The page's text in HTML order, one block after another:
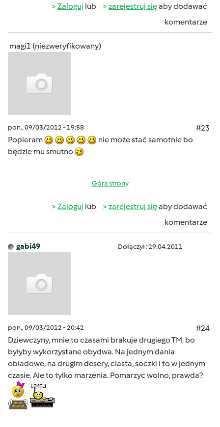
Zaloguj lub zarejestruj sięaby dodawać
komentarze
magi1 (niezweryfikowany)
pon., 09/03/2012 - 19:58
#23
Popieram
nie może stać samotnie bo
będzie mu smutno
Góra strony
Zaloguj lub zarejestruj sięaby dodawać
komentarze
gabi49 Dołączył : 29.04.2011
pon., 09/03/2012 - 20:42
#24
Dziewczyny, mnie to czasami brakuje drugiego TM, bo
byłyby wykorzystane obydwa. Na jednym dania
obiadowe, na drugim desery, ciasta, soczki i to w jednym
czasie. Ale to tylko marzenia. Pomarzyc wolno, prawda?